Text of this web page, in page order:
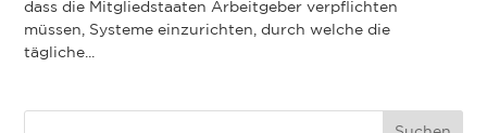
dass die Mitgliedstaaten Arbeitgeber verpflichten
müssen, Systeme einzurichten, durch welche die
tägliche...